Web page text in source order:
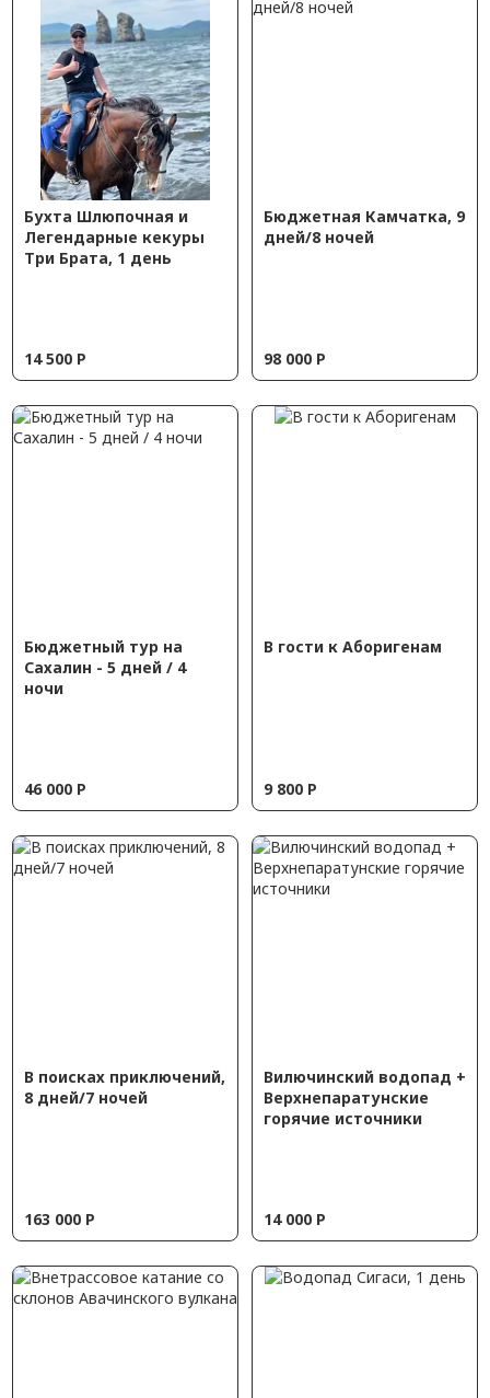
Бухта Шлюпочная и
Легендарные кекуры
Три Брата, 1 день
14 500 Р
Бюджетная Камчатка, 9
дней/8 ночей
98 000 Р
Бюджетный тур на
Сахалин - 5 дней / 4
ночи
46 000 Р
В гости к Аборигенам
9 800 Р
В поисках приключений,
8 дней/7 ночей
163 000 Р
Вилючинский водопад +
Верхнепаратунские
горячие источники
14 000 Р